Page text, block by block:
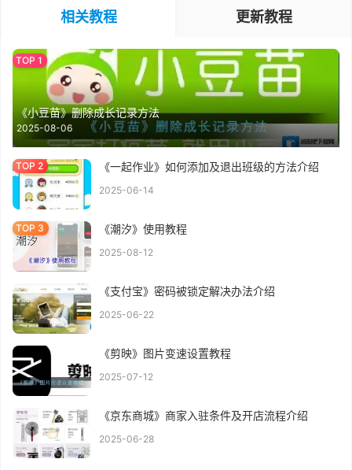
相关教程 更新教程
《小豆苗》删除成长记录方法
2025-08-06
《一起作业》如何添加及退出班级的方法介绍
2025-06-14
《潮汐》使用教程
2025-08-12
《支付宝》密码被锁定解决办法介绍
2025-06-22
《剪映》图片变速设置教程
2025-07-12
《京东商城》商家入驻条件及开店流程介绍
2025-06-28